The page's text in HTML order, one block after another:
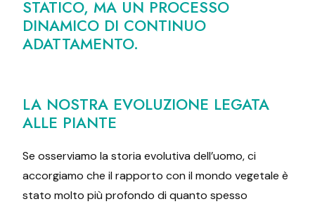
STATICO, MA UN PROCESSO
DINAMICO DI CONTINUO
ADATTAMENTO.
LA NOSTRA EVOLUZIONE LEGATA
ALLE PIANTE
Se osserviamo la storia evolutiva dell’uomo, ci
accorgiamo che il rapporto con il mondo vegetale è
stato molto più profondo di quanto spesso